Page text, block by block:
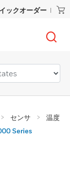
ックオーダー
センサ
温度
Series